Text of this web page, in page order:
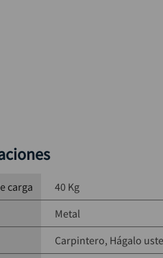
carga
40 Kg
Metal
Carpintero Hágalo